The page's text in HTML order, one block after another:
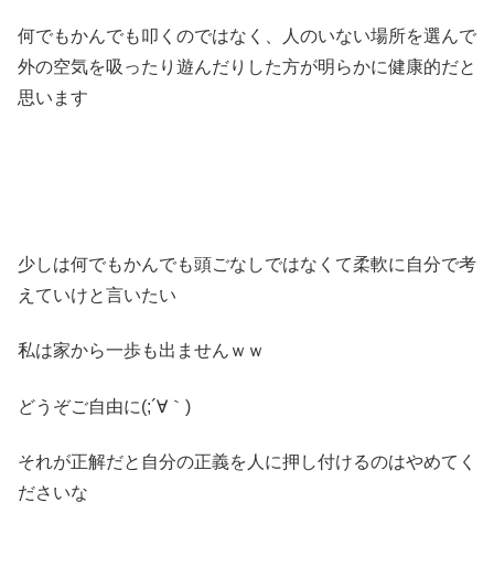
何でもかんでも叩くのではなく、人のいない場所を選んで
外の空気を吸ったり遊んだりした方が明らかに健康的だと
思います
少しは何でもかんでも頭ごなしではなくて柔軟に自分で考
えていけと言いたい
私は家から一歩も出ませんｗｗ
どうぞご自由に(;´∀｀)
それが正解だと自分の正義を人に押し付けるのはやめてく
ださいな